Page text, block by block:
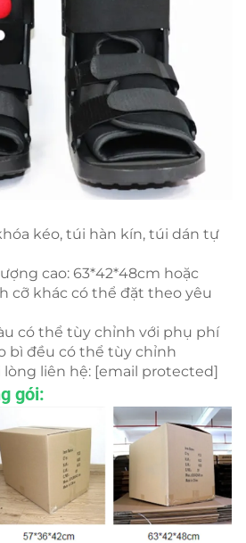
kéo, túi hàn kín, túi dán tự
cao: 63*42*48cm hoặc
cỡ khác có thể đặt theo yêu
có thể tùy chỉnh với phụ phí
bì đều có thể tùy chỉnh
liên hệ: [email protected]
gói: